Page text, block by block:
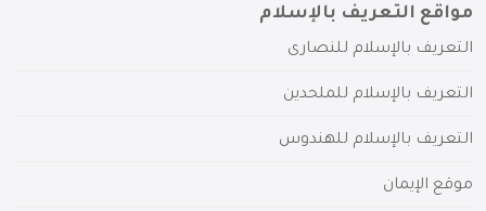
مواقع التعريف بالإسلام
التعريف بالإسلام للنصارى
التعريف بالإسلام للملحدين
التعريف بالإسلام للهندوس
موقع الإيمان